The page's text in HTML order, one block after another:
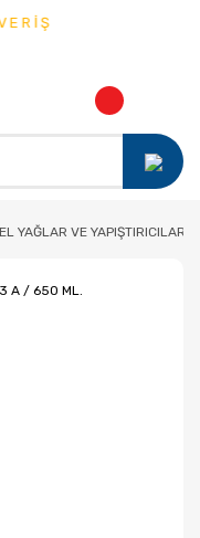
YAĞLAR VE YAPIŞTIRICILAR